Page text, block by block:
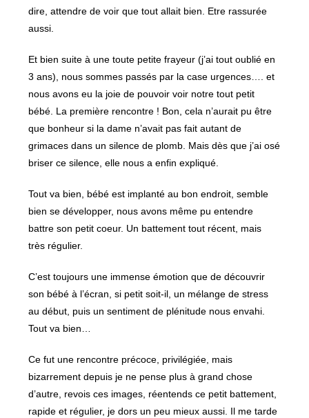
dire, attendre de voir que tout allait bien. Etre rassurée
aussi.
Et bien suite à une toute petite frayeur (j’ai tout oublié en
3 ans), nous sommes passés par la case urgences…. et
nous avons eu la joie de pouvoir voir notre tout petit
bébé. La première rencontre ! Bon, cela n’aurait pu être
que bonheur si la dame n’avait pas fait autant de
grimaces dans un silence de plomb. Mais dès que j’ai osé
briser ce silence, elle nous a enfin expliqué.
Tout va bien, bébé est implanté au bon endroit, semble
bien se développer, nous avons même pu entendre
battre son petit coeur. Un battement tout récent, mais
très régulier.
C’est toujours une immense émotion que de découvrir
son bébé à l’écran, si petit soit-il, un mélange de stress
au début, puis un sentiment de plénitude nous envahi.
Tout va bien…
Ce fut une rencontre précoce, privilégiée, mais
bizarrement depuis je ne pense plus à grand chose
d’autre, revois ces images, réentends ce petit battement,
rapide et régulier, je dors un peu mieux aussi. Il me tarde